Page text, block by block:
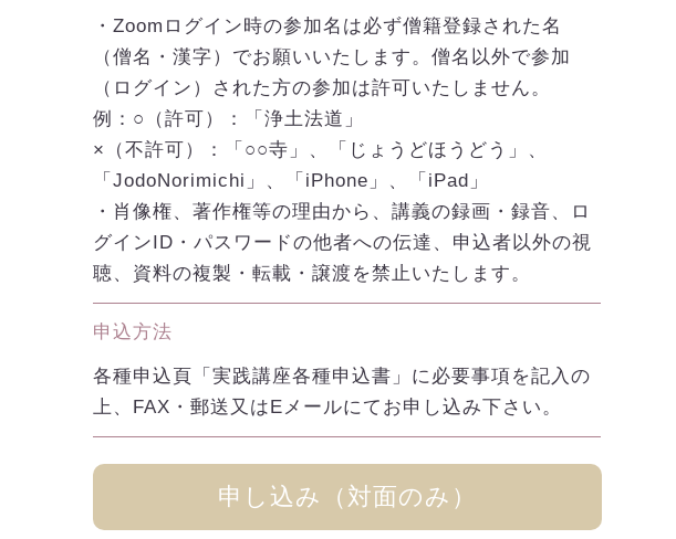
・Zoomログイン時の参加名は必ず僧籍登録された名
（僧名・漢字）でお願いいたします。僧名以外で参加
（ログイン）された方の参加は許可いたしません。
例：○（許可）：「浄土法道」
×（不許可）：「○○寺」、「じょうどほうどう」、
「JodoNorimichi」、「iPhone」、「iPad」
・肖像権、著作権等の理由から、講義の録画・録音、ロ
グインID・パスワードの他者への伝達、申込者以外の視
聴、資料の複製・転載・譲渡を禁止いたします。
申込方法
各種申込頁「実践講座各種申込書」に必要事項を記入の
上、FAX・郵送又はEメールにてお申し込み下さい。
申し込み（対面のみ）